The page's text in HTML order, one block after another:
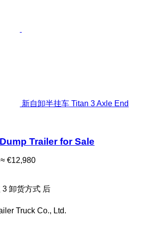
新自卸半挂车 Titan 3 Axle End
Trailer for Sale
≈ €12,980
3 卸货方式 后
Truck Co., Ltd.